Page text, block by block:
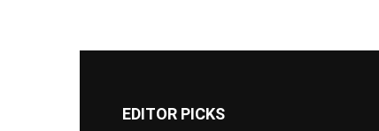
EDITOR PICKS